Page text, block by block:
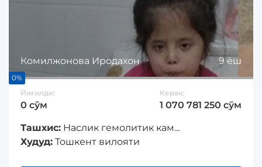
Комилжонова Иродахон 9 ёш
0%
Йиғилди:
0 сўм
Керак:
1 070 781 250 сўм
Ташхис: Наслик гемолитик кам...
Худуд: Тошкент вилояти